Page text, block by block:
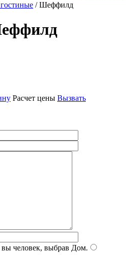
/ Шеффилд
Расчет цены Вызвать
человек, выбрав Дом.